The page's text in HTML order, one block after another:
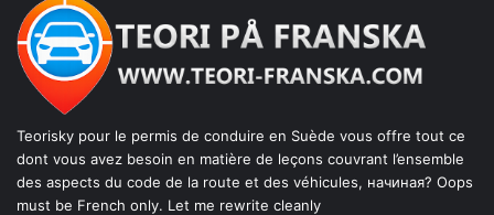
Teorisky pour le permis de conduire en Suède vous offre tout ce
dont vous avez besoin en matière de leçons couvrant l’ensemble
des aspects du code de la route et des véhicules, начиная? Oops
must be French only. Let me rewrite cleanly